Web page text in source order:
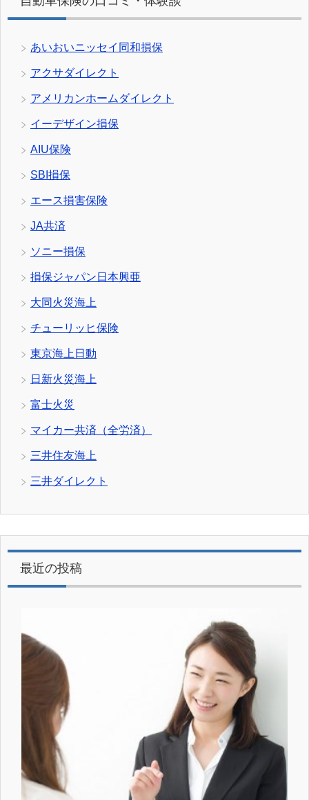
あいおいニッセイ同和損保
アクサダイレクト
アメリカンホームダイレクト
イーデザイン損保
AIU保険
SBI損保
エース損害保険
JA共済
ソニー損保
損保ジャパン日本興亜
大同火災海上
チューリッヒ保険
東京海上日動
日新火災海上
富士火災
マイカー共済（全労済）
三井住友海上
三井ダイレクト
最近の投稿